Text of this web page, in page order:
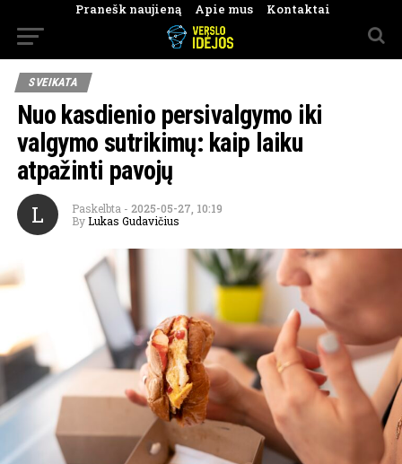
Pranešk naujieną Apie mus Kontaktai
SVEIKATA
Nuo kasdienio persivalgymo iki
valgymo sutrikimų: kaip laiku
atpažinti pavojų
L Paskelbta - 2025-05-27, 10:19
By Lukas Gudavičius